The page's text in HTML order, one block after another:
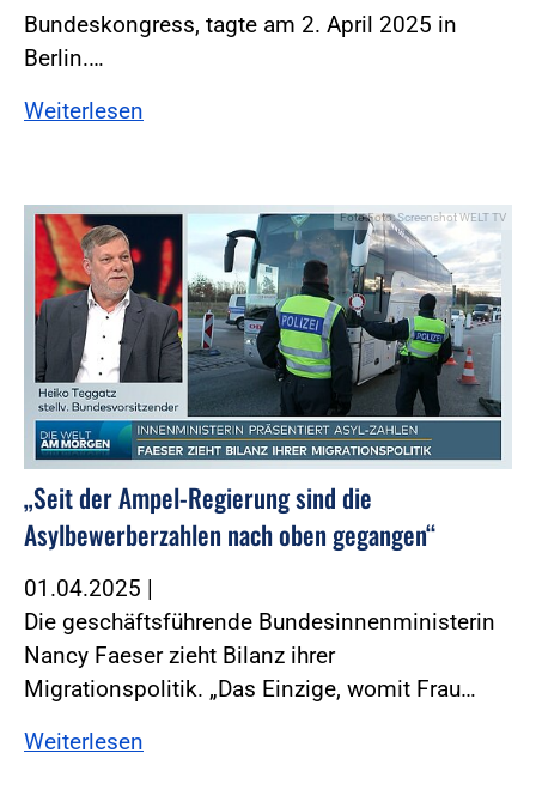
Bundeskongress, tagte am 2. April 2025 in
Berlin.…
Weiterlesen
Foto:Foto: Screenshot WELT TV
„Seit der Ampel-Regierung sind die
Asylbewerberzahlen nach oben gegangen“
01.04.2025 |
Die geschäftsführende Bundesinnenministerin
Nancy Faeser zieht Bilanz ihrer
Migrationspolitik. „Das Einzige, womit Frau…
Weiterlesen